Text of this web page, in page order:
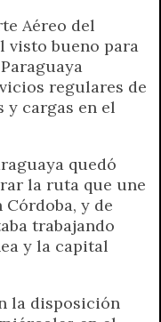
Aéreo del
visto bueno para
regulares de
y cargas en el
quedó
la ruta que une
y de
trabajando
y la capital
la disposición